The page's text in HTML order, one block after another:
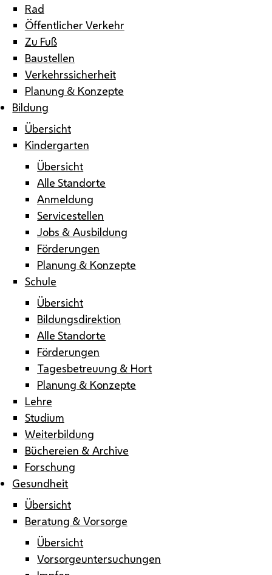
Rad
Öffentlicher Verkehr
Zu Fuß
Baustellen
Verkehrssicherheit
Planung & Konzepte
Bildung
Übersicht
Kindergarten
Übersicht
Alle Standorte
Anmeldung
Servicestellen
Jobs & Ausbildung
Förderungen
Planung & Konzepte
Schule
Übersicht
Bildungsdirektion
Alle Standorte
Förderungen
Tagesbetreuung & Hort
Planung & Konzepte
Lehre
Studium
Weiterbildung
Büchereien & Archive
Forschung
Gesundheit
Übersicht
Beratung & Vorsorge
Übersicht
Vorsorgeuntersuchungen